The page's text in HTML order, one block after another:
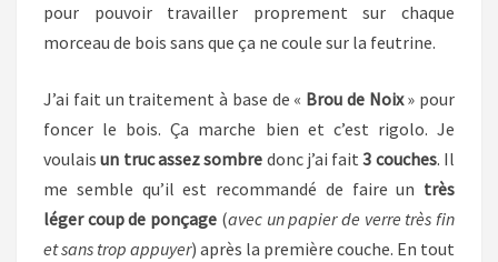
pour pouvoir travailler proprement sur chaque
morceau de bois sans que ça ne coule sur la feutrine.
J’ai fait un traitement à base de « Brou de Noix» pour
foncer le bois. Ça marche bien et c’est rigolo. Je
voulaisun truc assez sombre donc j’ai fait3 couches. Il
me semble qu’il est recommandé de faire un très
léger coup de ponçage (avec un papier de verre très fin
et sans trop appuyer) après la première couche. En tout